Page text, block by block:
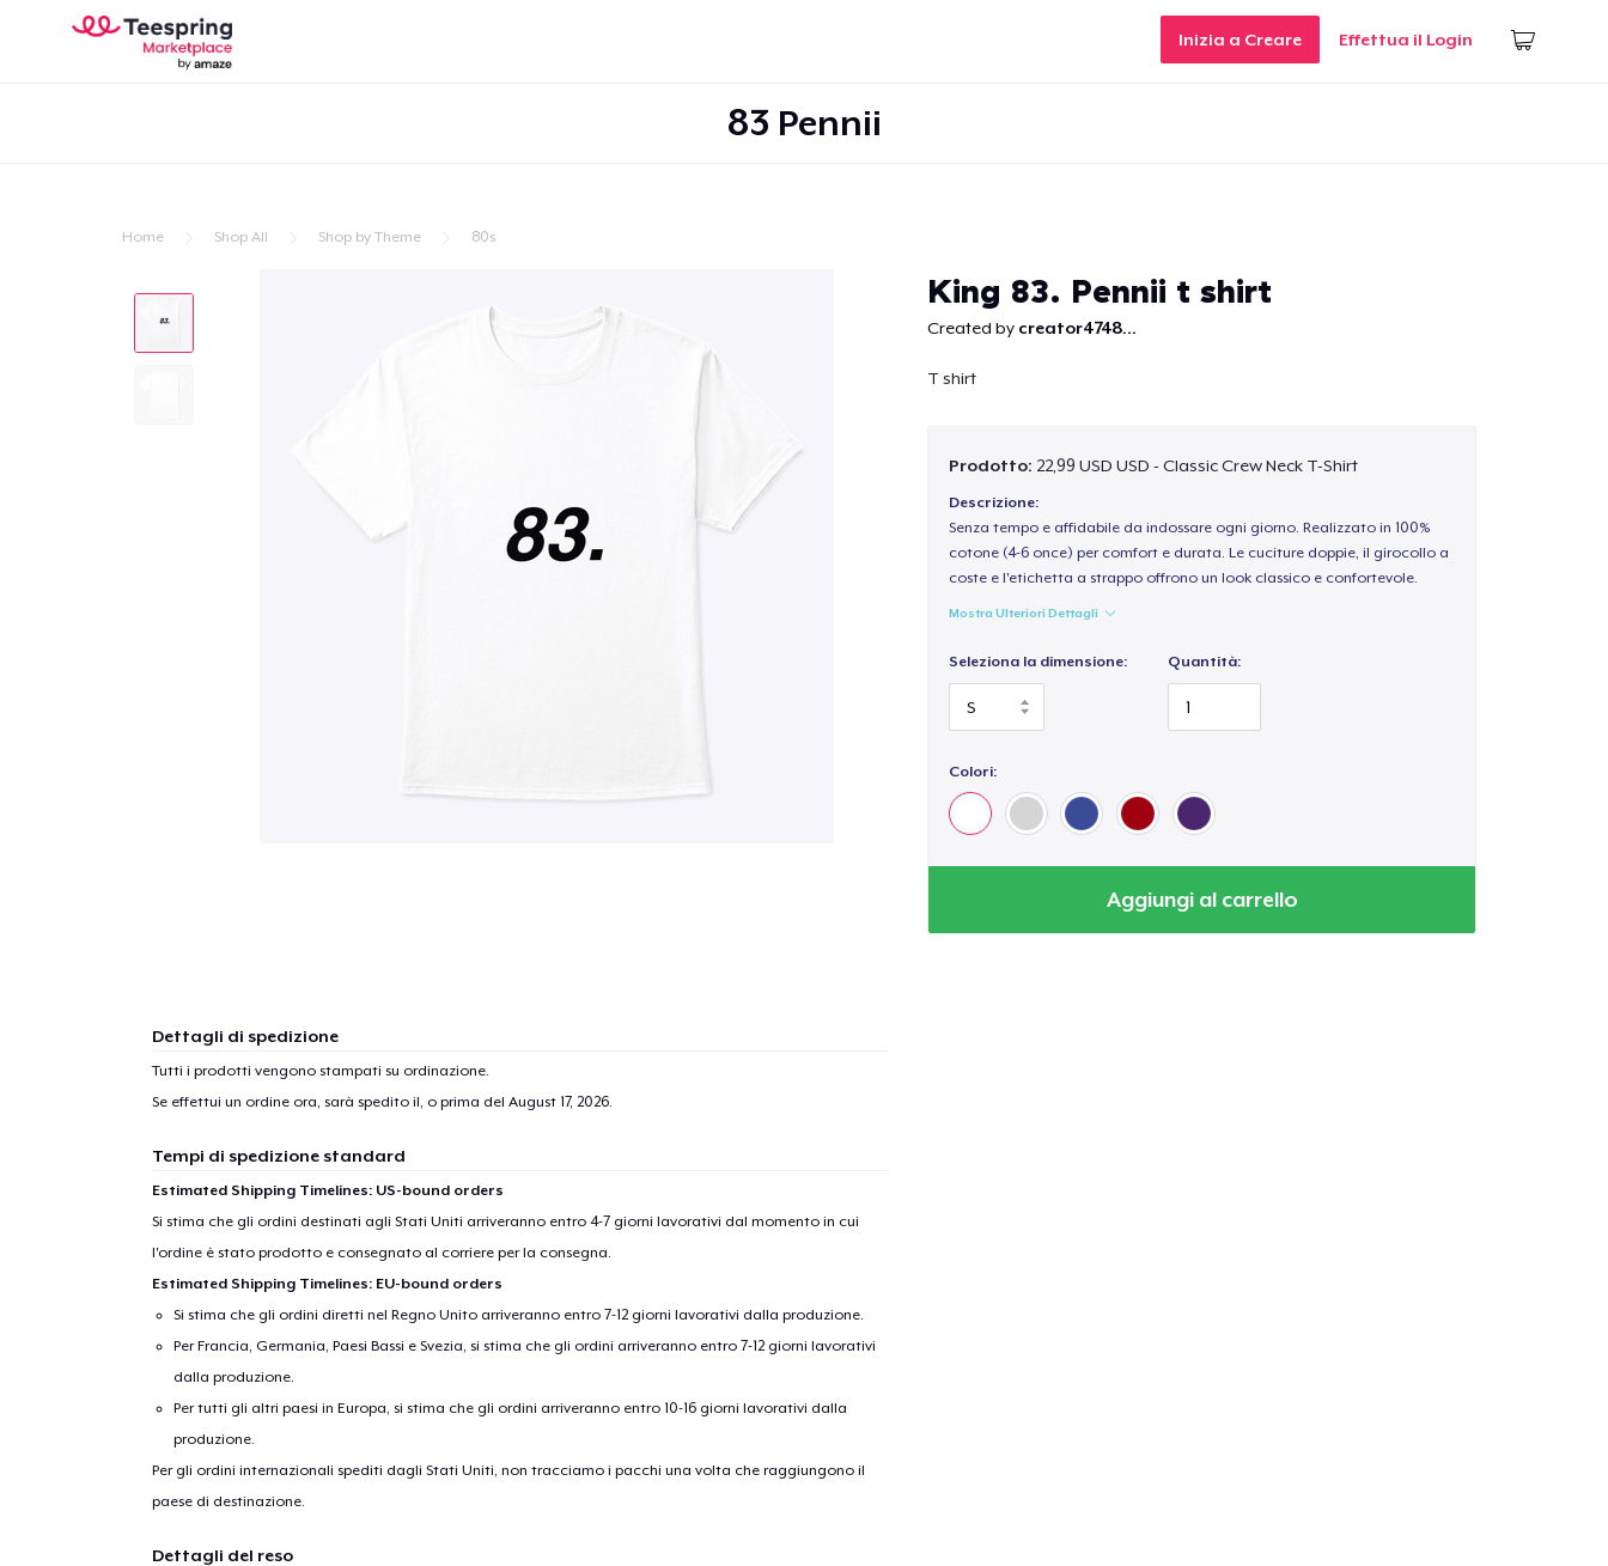
Inizia a Creare Effettua il Login
83 Pennii
Home Shop All Shop by Theme 80s
King 83. Pennii t shirt
Created by creator4748...
T shirt
Prodotto: 22,99 USD USD - Classic Crew Neck T-Shirt
Descrizione:
Senza tempo e affidabile da indossare ogni giorno. Realizzato in 100%
cotone (4-6 once) per comfort e durata. Le cuciture doppie, il girocollo a
coste e l'etichetta a strappo offrono un look classico e confortevole.
Mostra Ulteriori Dettagli
Seleziona la dimensione: Quantità:
Colori:
Aggiungi al carrello
Dettagli di spedizione
Tutti i prodotti vengono stampati su ordinazione.
Se effettui un ordine ora, sarà spedito il, o prima del August 17, 2026.
Tempi di spedizione standard
Estimated Shipping Timelines: US-bound orders
Si stima che gli ordini destinati agli Stati Uniti arriveranno entro 4-7 giorni lavorativi dal momento in cui
l'ordine è stato prodotto e consegnato al corriere per la consegna.
Estimated Shipping Timelines: EU-bound orders
Si stima che gli ordini diretti nel Regno Unito arriveranno entro 7-12 giorni lavorativi dalla produzione.
Per Francia, Germania, Paesi Bassi e Svezia, si stima che gli ordini arriveranno entro 7-12 giorni lavorativi
dalla produzione.
Per tutti gli altri paesi in Europa, si stima che gli ordini arriveranno entro 10-16 giorni lavorativi dalla
produzione.
Per gli ordini internazionali spediti dagli Stati Uniti, non tracciamo i pacchi una volta che raggiungono il
paese di destinazione.
Dettagli del reso